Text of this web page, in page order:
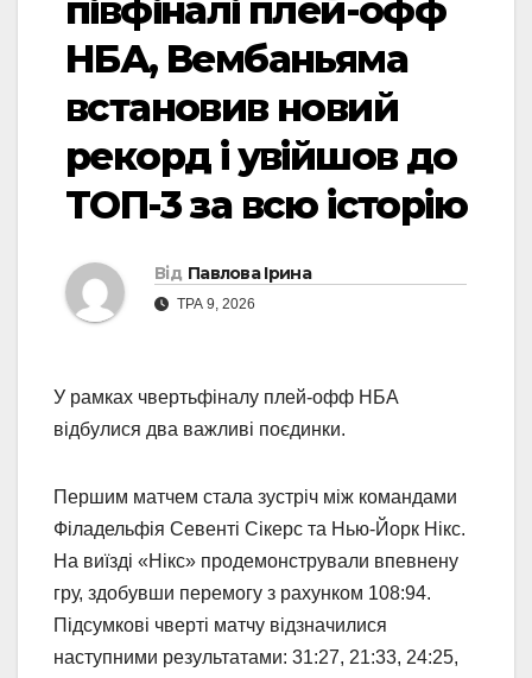
півфіналі плей-офф
НБА, Вембаньяма
встановив новий
рекорд і увійшов до
ТОП-3 за всю історію
Від Павлова Ірина
ТРА 9, 2026
У рамках чвертьфіналу плей-офф НБА
відбулися два важливі поєдинки.
Першим матчем стала зустріч між командами
Філадельфія Севенті Сікерс та Нью-Йорк Нікс.
На виїзді «Нікс» продемонстрували впевнену
гру, здобувши перемогу з рахунком 108:94.
Підсумкові чверті матчу відзначилися
наступними результатами: 31:27, 21:33, 24:25,